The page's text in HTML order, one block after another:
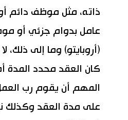
ذاته، مثل موظف دائم
عامل بدوام جزئي أو
(أروبايتو) وما إلى ذلك،
كان العقد محدد المدة
المهم أن يقوم رب العمل
على مدة العقد وكذلك